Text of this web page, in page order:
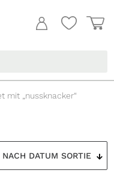
mit „nussknacker“